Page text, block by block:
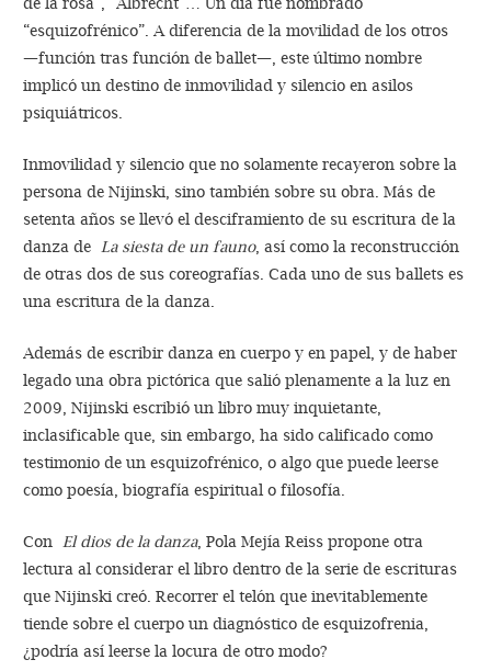
“esquizofrénico”. A diferencia de la movilidad de los otros
—función tras función de ballet—, este último nombre
implicó un destino de inmovilidad y silencio en asilos
psiquiátricos.
Inmovilidad y silencio que no solamente recayeron sobre la
persona de Nijinski, sino también sobre su obra. Más de
setenta años se llevó el desciframiento de su escritura de la
danza de La siesta de un fauno, así como la reconstrucción
de otras dos de sus coreografías. Cada uno de sus ballets es
una escritura de la danza.
Además de escribir danza en cuerpo y en papel, y de haber
legado una obra pictórica que salió plenamente a la luz en
2009, Nijinski escribió un libro muy inquietante,
inclasificable que, sin embargo, ha sido calificado como
testimonio de un esquizofrénico, o algo que puede leerse
como poesía, biografía espiritual o filosofía.
Con El dios de la danza, Pola Mejía Reiss propone otra
lectura al considerar el libro dentro de la serie de escrituras
que Nijinski creó. Recorrer el telón que inevitablemente
tiende sobre el cuerpo un diagnóstico de esquizofrenia,
¿podría así leerse la locura de otro modo?